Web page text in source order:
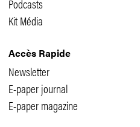
Podcasts
Kit Média
Accès Rapide
Newsletter
E-paper journal
E-paper magazine